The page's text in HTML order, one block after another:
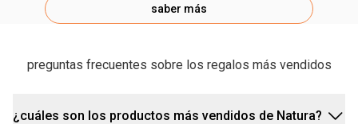
saber más
preguntas frecuentes sobre los regalos más vendidos
¿cuáles son los productos más vendidos de Natura?